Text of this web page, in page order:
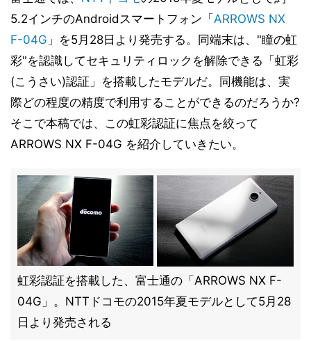
5.2インチのAndroidスマートフォン「 ARROWS NX
F-04G 」を5月28日より発売する。同端末は、"瞳の虹
彩"を認識してセキュリティロックを解除できる「虹彩
(こうさい)認証」を搭載したモデルだ。同機能は、実
際どの程度の精度で利用することができるのだろうか?
そこで本稿では、この虹彩認証に焦点を絞って
ARROWS NX F-04G を紹介していきたい。
虹彩認証を搭載した、富士通の「ARROWS NX F-
04G」。NTTドコモの2015年夏モデルとして5月28
日より発売される